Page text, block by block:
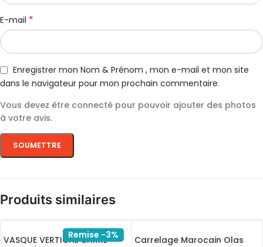
E-mail *
Enregistrer mon Nom & Prénom , mon e-mail et mon site
dans le navigateur pour mon prochain commentaire.
Vous devez être connecté pour pouvoir ajouter des photos
à votre avis.
Produits similaires
Remise -3%
VASQUE VERTICAL CARRE
Carrelage Marocain Olas